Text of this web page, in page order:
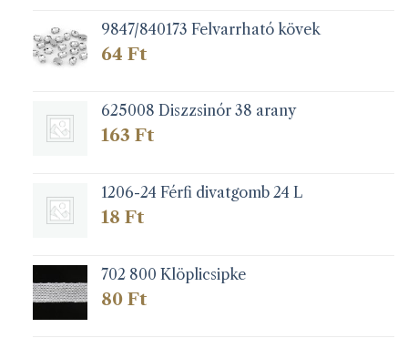
9847/840173 Felvarrható kövek
64 Ft
625008 Diszzsinór 38 arany
163 Ft
1206-24 Férfi divatgomb 24 L
18 Ft
702 800 Klöplicsipke
80 Ft